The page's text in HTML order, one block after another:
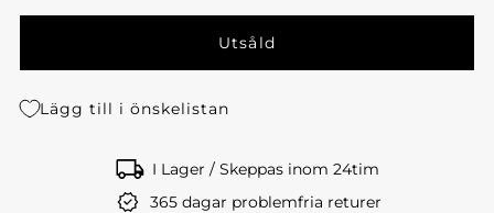
Lägg till i önskelistan
I Lager / Skeppas inom 24tim
365 dagar problemfria returer